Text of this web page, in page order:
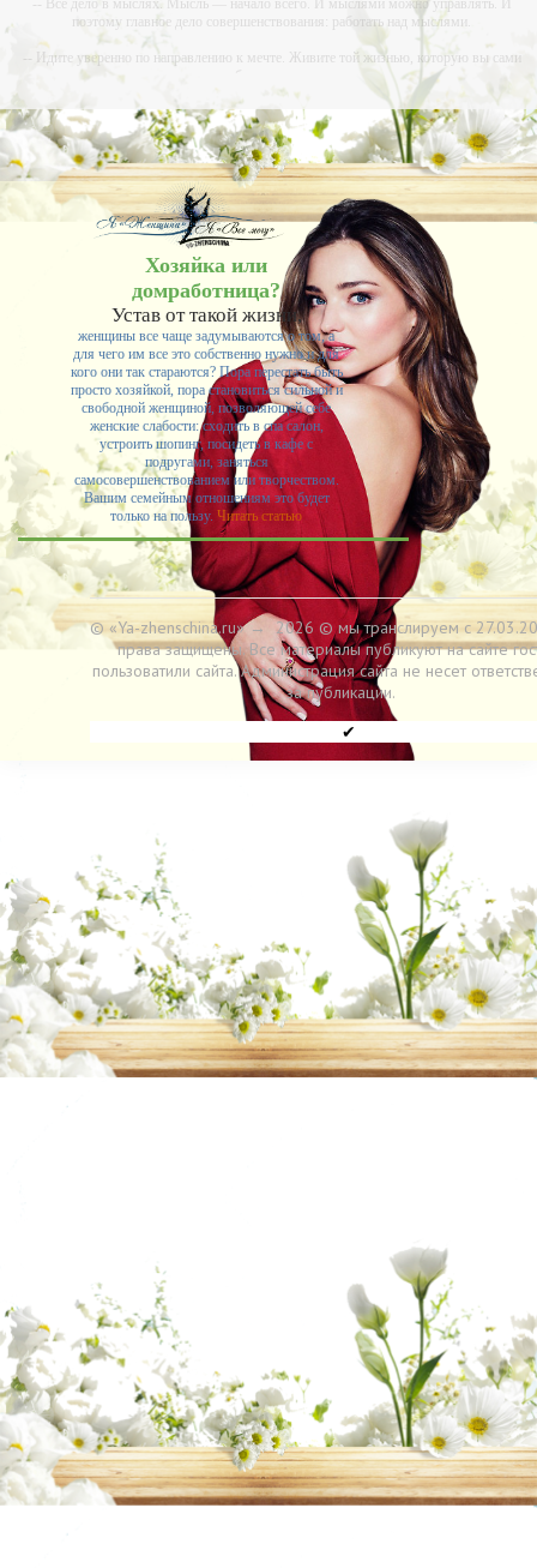
-- Все дело в мыслях. Мысль — начало всего. И мыслями можно управлять. И
поэтому главное дело совершенствования: работать над мыслями.
-- Идите уверенно по направлению к мечте. Живите той жизнью, которую вы сами
-- Самое большое богатство — это ум. Самая большая нищета — глупость. Из всех
страхов самый пугающий — самолюбование.
-- Лучшее, что можно сделать с хорошим советом, это пропустить его мимо ушей. Он
никогда не бывает полезен никому, кроме того, кто его дал.
-- Люблю давать советы и очень не люблю, когда их дают мне.
Хозяйка или
домработница?
Устав от такой жизни,
женщины все чаще задумываются о том, а
для чего им все это собственно нужно и для
кого они так стараются? Пора перестать быть
просто хозяйкой, пора становиться сильной и
свободной женщиной, позволяющей себе
женские слабости: сходить в спа салон,
устроить шопинг, посидеть в кафе с
подругами, заняться
самосовершенствованием или творчеством.
Вашим семейным отношениям это будет
только на пользу. Читать статью
© «Ya-zhenschina.ru»→ 2026 © мы транслируем с
права защищены. Все материалы публикуют на сайте
пользоватили сайта. Администрация сайта не несет
за публикации.
✔